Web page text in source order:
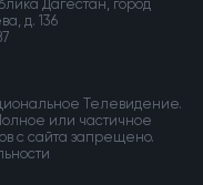
Дагестан, город
д. 136
Телевидение.
или частичное
с сайта запрещено.